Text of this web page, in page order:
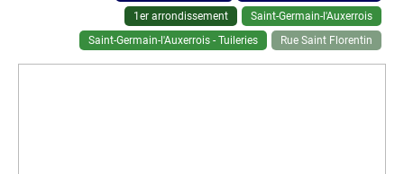
1er arrondissement
Saint-Germain-l'Auxerrois
Saint-Germain-l'Auxerrois - Tuileries
Rue Saint Florentin